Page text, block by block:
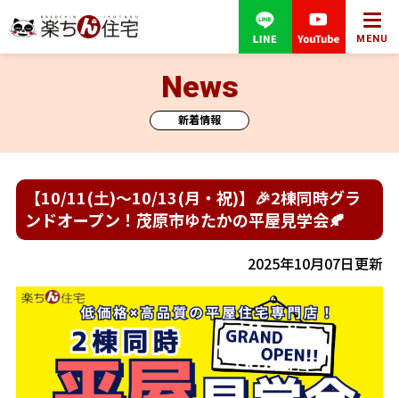
MENU
新着情報
News
【10/11(土)～10/13(月・祝)】🎉2棟同時グラ
ンドオープン！茂原市ゆたかの平屋見学会🍂
2025年10月07日更新